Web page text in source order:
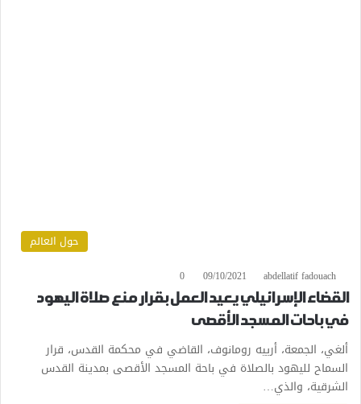
حول العالم
abdellatif fadouach
09/10/2021
0
القضاء الإسرائيلي يعيد العمل بقرار منع صلاة اليهود
في باحات المسجد الأقصى
ألغي، الجمعة، أرييه رومانوف، القاضي في محكمة القدس، قرار
السماح لليهود بالصلاة في باحة المسجد الأقصى بمدينة القدس
الشرقية، والذي…